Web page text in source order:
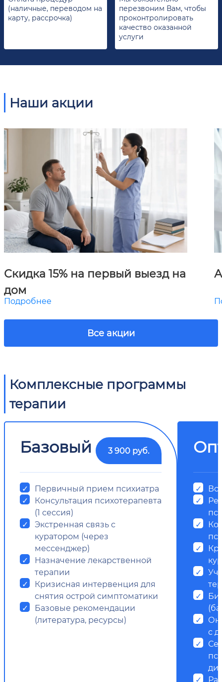
(наличные, переводом на
карту, рассрочка)
перезвоним Вам, чтобы
проконтролировать
качество оказанной
услуги
Наши акции
Скидка 15% на первый выезд на
дом
Подробнее
Все акции
Комплексные программы
терапии
Базовый 3 900 руб.
Первичный прием психиатра
Консультация психотерапевта
(1 сессия)
Экстренная связь с
куратором (через
мессенджер)
Назначение лекарственной
терапии
Кризисная интервенция для
снятия острой симптоматики
Базовые рекомендации
(литература, ресурсы)
с